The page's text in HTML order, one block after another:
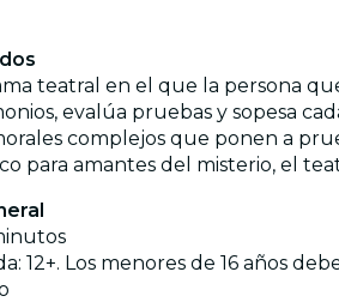
teatral en el que la persona
evalúa pruebas y sopesa
complejos que ponen a
para amantes del misterio, el
12+. Los menores de 16 años